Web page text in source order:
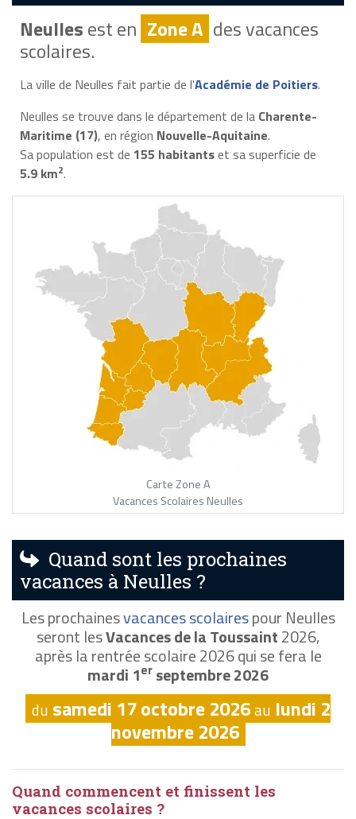
Neullesest en Zone A des vacances
scolaires.
La ville de Neulles fait partie de l'Académie de Poitiers.
Neulles se trouve dans le département de la Charente-
Maritime (17), en région Nouvelle-Aquitaine.
Sa population est de 155 habitantset sa superficie de
5.9 km2.
Carte Zone A
Vacances Scolaires Neulles
Quand sont les prochaines
vacances à Neulles ?
Les prochainesvacances scolairespour Neulles
seront lesVacances de la Toussaint2026,
après la rentrée scolaire 2026 qui se fera le
mardi 1er septembre 2026
du samedi 17 octobre 2026au lundi 2
novembre 2026
Quand commencent et finissent les
vacances scolaires ?